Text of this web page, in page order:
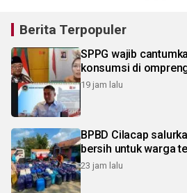
Berita Terpopuler
SPPG wajib
konsumsi di
19 jam lalu
BPBD Cilacap
bersih untuk warga
23 jam lalu